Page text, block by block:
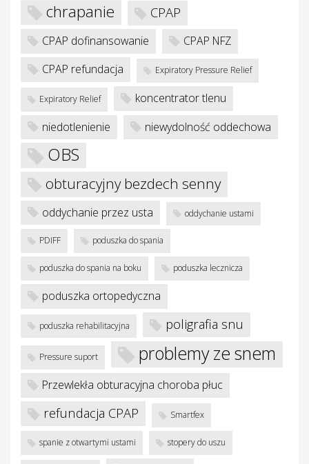
chrapanie CPAP
CPAP dofinansowanie
CPAP NFZ
CPAP refundacja
Expiratory Pressure Relief
Expiratory Relief
koncentrator tlenu
niedotlenienie
niewydolność oddechowa
OBS
obturacyjny bezdech senny
oddychanie przez usta oddychanie ustami
PDIFF poduszka do spania
poduszka do spania na boku poduszka lecznicza
poduszka ortopedyczna
poduszka rehabilitacyjna poligrafia snu
Pressure suport problemy ze snem
Przewlekła obturacyjna choroba płuc
refundacja CPAP Smartfex
spanie z otwartymi ustami stopery do uszu